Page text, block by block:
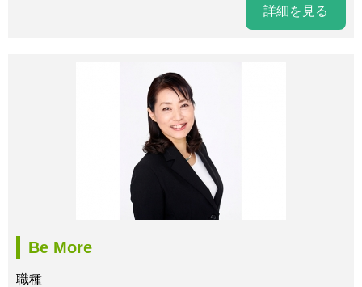
詳細を見る
Be More
職種